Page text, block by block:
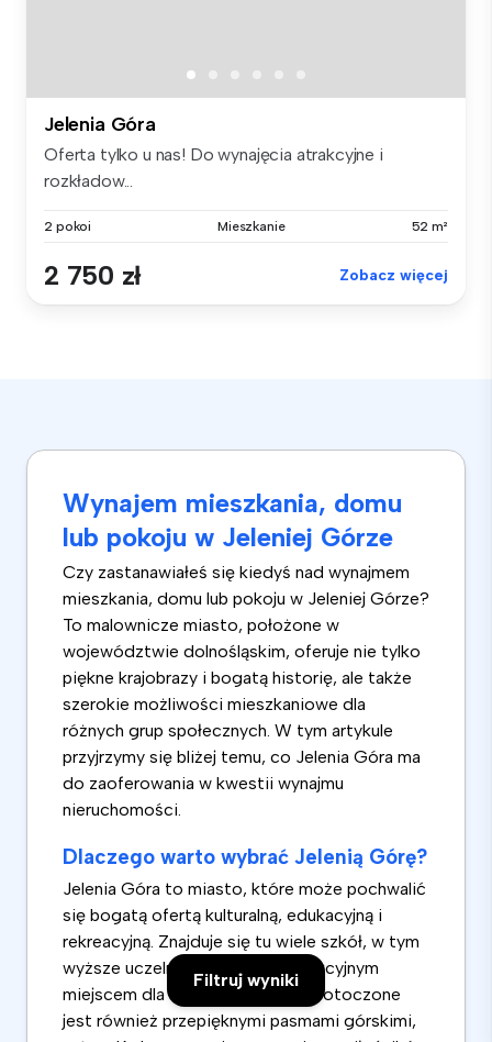
Filtruj wyniki
Jelenia Góra
Oferta tylko u nas! Do wynajęcia atrakcyjne i
rozkładow...
2 pokoi Mieszkanie 52 m²
2 750 zł Zobacz więcej
Wynajem mieszkania, domu
lub pokoju w Jeleniej Górze
Czy zastanawiałeś się kiedyś nad wynajmem
mieszkania, domu lub pokoju w Jeleniej Górze?
To malownicze miasto, położone w
województwie dolnośląskim, oferuje nie tylko
piękne krajobrazy i bogatą historię, ale także
szerokie możliwości mieszkaniowe dla
różnych grup społecznych. W tym artykule
przyjrzymy się bliżej temu, co Jelenia Góra ma
do zaoferowania w kwestii wynajmu
nieruchomości.
Dlaczego warto wybrać Jelenią Górę?
Jelenia Góra to miasto, które może pochwalić
się bogatą ofertą kulturalną, edukacyjną i
rekreacyjną. Znajduje się tu wiele szkół, w tym
wyższe uczelnie, co czyni je atrakcyjnym
miejscem dla studentów. Miasto otoczone
jest również przepięknymi pasmami górskimi,